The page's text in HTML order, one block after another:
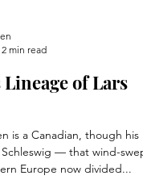
of Lars